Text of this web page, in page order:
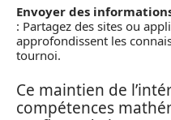
Envoyer des
: Partagez des sites ou
approfondissent les
tournoi.
Ce maintien de
compétences